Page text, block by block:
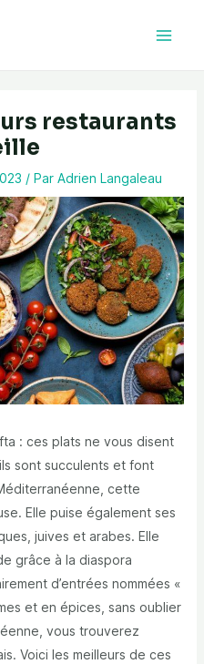
restaurants
/ Par Adrien Langaleau
: ces plats ne vous disent
sont succulents et font
cette
Elle puise également ses
juives et arabes. Elle
grâce à la diaspora
d’entrées nommées «
et en épices, sans oublier
vous trouverez
Voici les meilleurs de ces